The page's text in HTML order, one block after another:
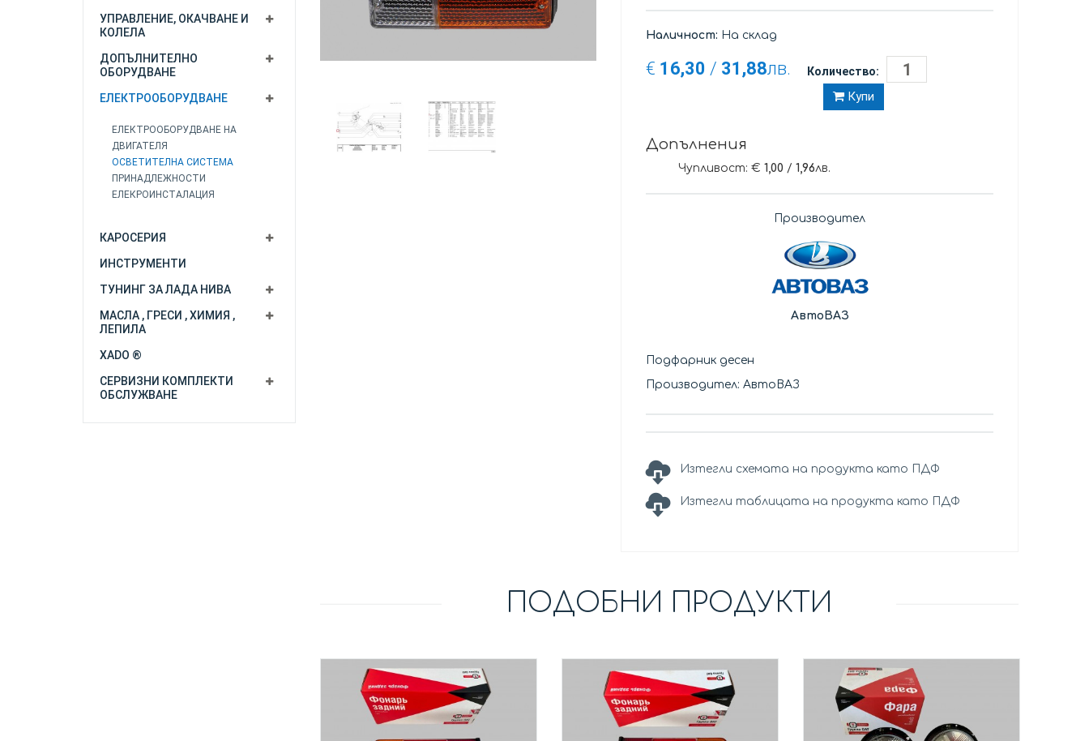
УПРАВЛЕНИЕ, ОКАЧВАНЕ И
КОЛЕЛА
ДОПЪЛНИТЕЛНО
ОБОРУДВАНЕ
ЕЛЕКТРООБОРУДВАНЕ
ЕЛЕКТРООБОРУДВАНЕ НА
ДВИГАТЕЛЯ
ОСВЕТИТЕЛНА СИСТЕМА
ПРИНАДЛЕЖНОСТИ
ЕЛЕКРОИНСТАЛАЦИЯ
КАРОСЕРИЯ
ИНСТРУМЕНТИ
ТУНИНГ ЗА ЛАДА НИВА
МАСЛА , ГРЕСИ , ХИМИЯ ,
ЛЕПИЛА
XADO ®
СЕРВИЗНИ КОМПЛЕКТИ
ОБСЛУЖВАНЕ
Наличност: На склад
€ 16,30 / 31,88лв. Количество:
Купи
Допълнения
Чупливост: €1,00 /1,96лв.
Производител
АвтоВАЗ
Подфарник десен
Производител: АвтоВАЗ
Изтегли схемата на продукта като ПДФ
Изтегли таблицата на продукта като ПДФ
ПОДОБНИ ПРОДУКТИ